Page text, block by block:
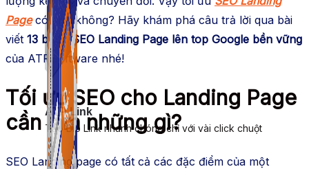
ATP Link
Tạo Bio Link nhanh chóng chỉ với vài click chuột
Pagecó khó không? Hãy khám phá câu trả lời qua bài
viết 13 bước SEO Landing Page lên top Google bền vững
của ATPSoftware nhé!
Tối ưu SEO cho Landing Page
cần làm những gì?
SEO Landing page có tất cả các đặc điểm của một